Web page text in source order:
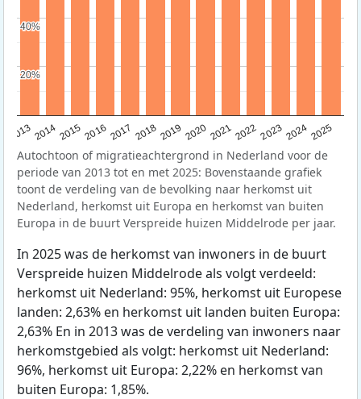
20132014201520162017 20182019 202020212022202320242025
20%
20%
40%
40%
Autochtoon of migratieachtergrond in Nederland voor de
periode van 2013 tot en met 2025: Bovenstaande grafiek
toont de verdeling van de bevolking naar herkomst uit
Nederland, herkomst uit Europa en herkomst van buiten
Europa in de buurt Verspreide huizen Middelrode per jaar.
In 2025 was de herkomst van inwoners in de buurt
Verspreide huizen Middelrode als volgt verdeeld:
herkomst uit Nederland: 95%, herkomst uit Europese
landen: 2,63% en herkomst uit landen buiten Europa:
2,63% En in 2013 was de verdeling van inwoners naar
herkomstgebied als volgt: herkomst uit Nederland:
96%, herkomst uit Europa: 2,22% en herkomst van
buiten Europa: 1,85%.